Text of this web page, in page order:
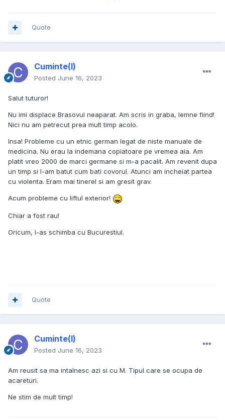
Quote
Cuminte(l)
Posted June 16, 2023
Salut tuturor!
Nu imi displace Brasovul neaparat. Am scris in graba, lemne fiind!
Nici nu am petrecut prea mult timp acolo.
Insa! Probleme cu un etnic german legat de niste manuale de
medicina. Nu erau la indemana copiatoare pe vremea aia. Am
platit vreo 2000 de marci germane si m-a pacalit. Am revenit dupa
un timp si l-am batut cum bati covorul. Atunci am incheiat partea
cu violenta. Eram mai tinerel si am gresit grav.
Acum probleme cu liftul exterior!
Chiar a fost rau!
Oricum, l-as schimba cu Bucurestiul.
Quote
Cuminte(l)
Posted June 16, 2023
Am reusit sa ma intalnesc azi si cu M. Tipul care se ocupa de
acareturi.
Ne stim de mult timp!